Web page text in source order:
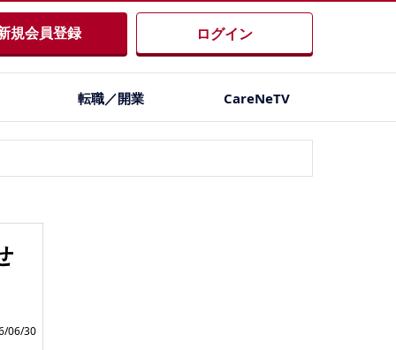
規会員登録 ログイン
転職／開業 CareNeTV
06/30